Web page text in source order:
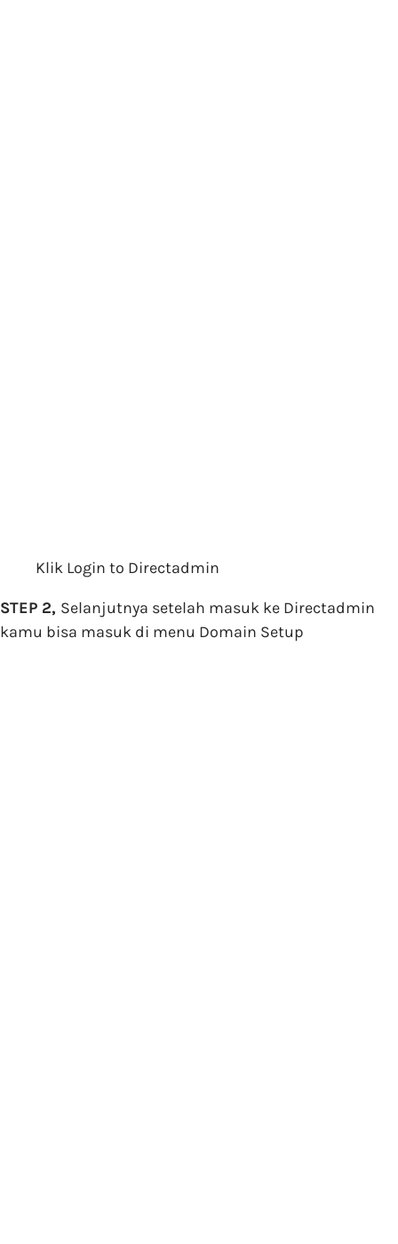
Klik Login to Directadmin
STEP 2, Selanjutnya setelah masuk ke Directadmin
kamu bisa masuk di menu Domain Setup